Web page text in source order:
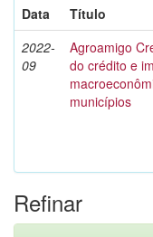
Data
Título
2022-
09
Agroamigo
do crédito e
municípios
Refinar